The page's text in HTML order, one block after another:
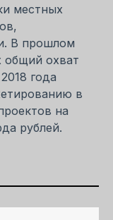
местных
В прошлом
общий охват
года
в
на
рублей.